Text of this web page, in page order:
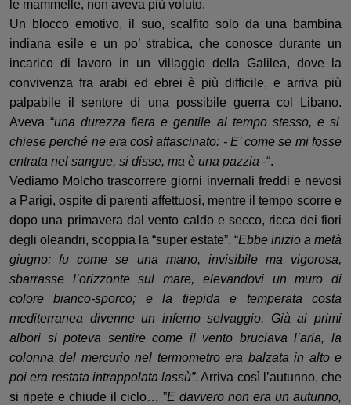
le mammelle, non aveva più voluto.
Un blocco emotivo, il suo,scalfito solo da una bambina
indiana esile e un po’ strabica, che conosce durante un
incarico di lavoro in un villaggio della Galilea, dove la
convivenza fra arabi ed ebrei è più difficile, e arriva più
palpabile il sentore di una possibile guerra col Libano.
Aveva “una durezza fiera e gentile al tempo stesso, e si
chiese perché ne era così affascinato: - E’ come se mi fosse
entrata nel sangue, si disse, ma è una pazzia -“.
Vediamo Molcho trascorrere giorni invernali freddi e nevosi
a Parigi, ospite di parenti affettuosi, mentre il tempo scorre e
dopo una primavera dal vento caldo e secco, ricca dei fiori
degli oleandri, scoppia la “super estate”. “Ebbe inizio a metà
giugno; fu come se una mano, invisibile ma vigorosa,
sbarrasse l’orizzonte sul mare, elevandovi un muro di
colore bianco-sporco; e la tiepida e temperata costa
mediterranea divenne un inferno selvaggio. Già ai primi
albori si poteva sentire come il vento bruciava l’aria, la
colonna del mercurio nel termometro era balzata in alto e
poi era restata intrappolata lassù”. Arriva così l’autunno, che
si ripete e chiude il ciclo… ”E davvero non era un autunno,